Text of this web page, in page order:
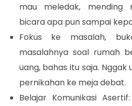
mau meledak, mending
bicara apa pun sampai
Fokus ke masalah,
masalahnya soal rumah
uang, bahas itu saja.
pernikahan ke meja debat.
Belajar Komunikasi